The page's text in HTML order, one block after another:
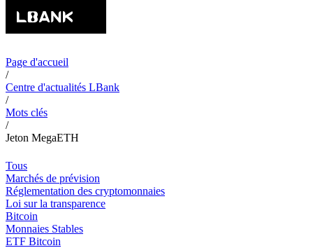
Page d'accueil
/
Centre d'actualités LBank
/
Mots clés
/
Jeton MegaETH
Tous
Marchés de prévision
Réglementation des cryptomonnaies
Loi sur la transparence
Bitcoin
Monnaies Stables
ETF Bitcoin